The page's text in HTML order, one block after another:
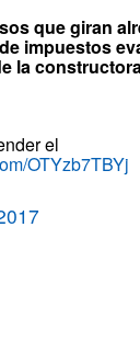
que giran
impuestos
la
el
OTYzb7TBYj